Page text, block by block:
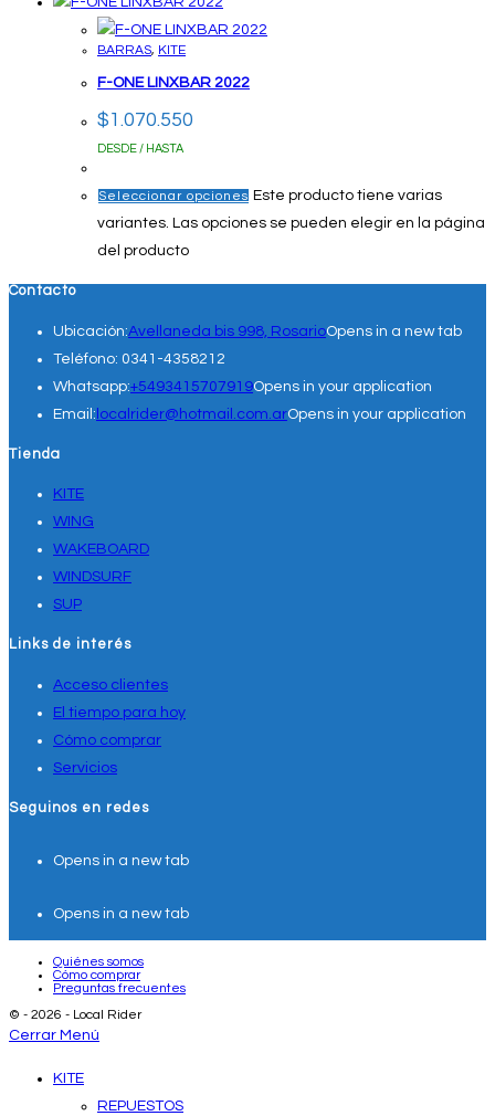
BARRAS, KITE
F-ONE LINXBAR 2022
$1.070.550
DESDE / HASTA
Seleccionar opciones Este producto tiene varias
variantes. Las opciones se pueden elegir en la página
del producto
Contacto
Ubicación:Avellaneda bis 998, RosarioOpens in a new tab
Teléfono: 0341-4358212
Whatsapp:+5493415707919Opens in your application
Email: localrider@hotmail.com.arOpens in your application
Tienda
KITE
WING
WAKEBOARD
WINDSURF
SUP
Links de interés
Acceso clientes
El tiempo para hoy
Cómo comprar
Servicios
Seguinos en redes
Opens in a new tab
Opens in a new tab
Quiénes somos
Cómo comprar
Preguntas frecuentes
© - 2026 - Local Rider
Cerrar Menú
KITE
REPUESTOS